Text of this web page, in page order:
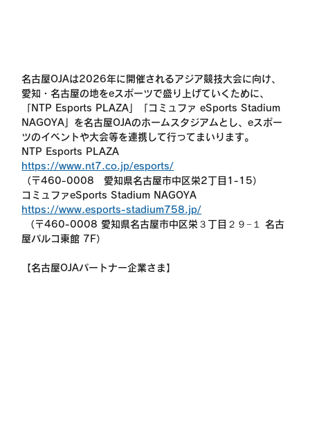
名古屋OJAは2026年に開催されるアジア競技大会に向け、
愛知・名古屋の地をeスポーツで盛り上げていくために、
「NTP Esports PLAZA」「コミュファ eSports Stadium
NAGOYA」を名古屋OJAのホームスタジアムとし、eスポー
ツのイベントや大会等を連携して行ってまいります。
NTP Esports PLAZA
https://www.nt7.co.jp/esports/
（〒460-0008　愛知県名古屋市中区栄2丁目1-15）
コミュファeSports Stadium NAGOYA
https://www.esports-stadium758.jp/
（〒460-0008 愛知県名古屋市中区栄３丁目２９−１ 名古
屋パルコ東館 7F）
【名古屋OJAパートナー企業さま】